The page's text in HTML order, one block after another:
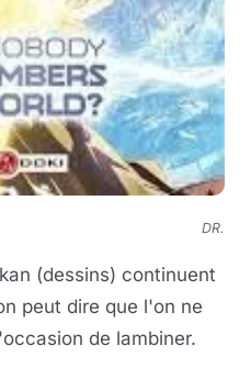
DR.
(dessins) continuent
peut dire que l'on ne
de lambiner.